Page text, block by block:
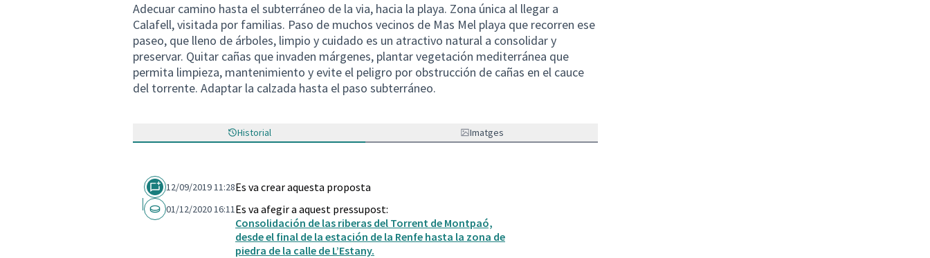
Adecuar camino hasta el subterráneo de la via, hacia la playa. Zona única al llegar a
Calafell, visitada por familias. Paso de muchos vecinos de Mas Mel playa que recorren ese
paseo, que lleno de árboles, limpio y cuidado es un atractivo natural a consolidar y
preservar. Quitar cañas que invaden márgenes, plantar vegetación mediterránea que
permita limpieza, mantenimiento y evite el peligro por obstrucción de cañas en el cauce
del torrente. Adaptar la calzada hasta el paso subterráneo.
Historial Imatges
12/09/2019 11:28Es va crear aquesta proposta
01/12/2020 16:11Es va afegir a aquest pressupost:
Consolidación de las riberas del Torrent de Montpaó,
desde el final de la estación de la Renfe hasta la zona de
piedra de la calle de L’Estany.